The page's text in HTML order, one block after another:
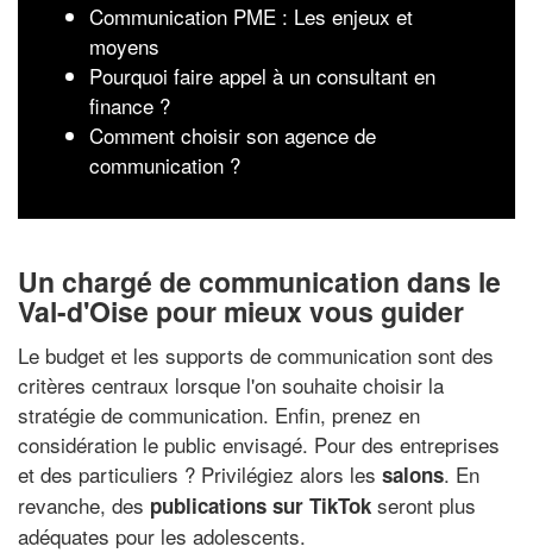
Communication PME : Les enjeux et
moyens
Pourquoi faire appel à un consultant en
finance ?
Comment choisir son agence de
communication ?
Un chargé de communication dans le
Val-d'Oise pour mieux vous guider
Le budget et les supports de communication sont des
critères centraux lorsque l'on souhaite choisir la
stratégie de communication. Enfin, prenez en
considération le public envisagé. Pour des entreprises
et des particuliers ? Privilégiez alors les salons. En
revanche, des publications sur TikTok seront plus
adéquates pour les adolescents.